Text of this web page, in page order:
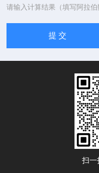
请输入计算结果（填写阿拉
扫一